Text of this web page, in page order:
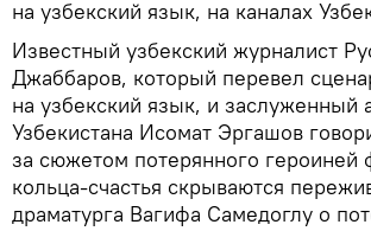
на узбекский язык, на каналах
Известный узбекский журналист
Джаббаров, который перевел
на узбекский язык, и заслуженный
Узбекистана Исомат Эргашов
за сюжетом потерянного героиней
кольца-счастья скрываются
драматурга Вагифа Самедоглу о